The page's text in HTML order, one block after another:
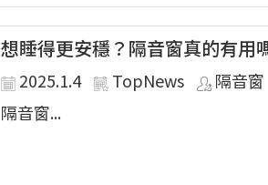
想睡得更安穩？隔音窗真的有用
2025.1.4 TopNews
隔音窗
隔音窗...